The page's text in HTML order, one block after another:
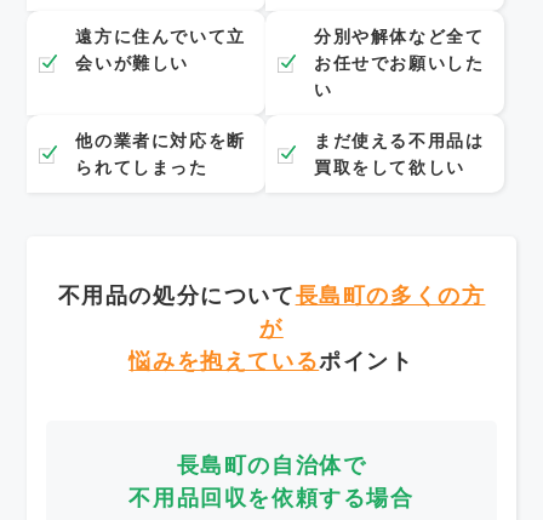
遠方に住んでいて立
会いが難しい
分別や解体など全て
お任せでお願いした
い
他の業者に対応を断
られてしまった
まだ使える不用品は
買取をして欲しい
不用品の処分について長島町の多くの方
が
悩みを抱えているポイント
長島町の自治体で
不用品回収を依頼する場合